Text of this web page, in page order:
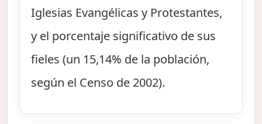
Iglesias Evangélicas y Protestantes,
y el porcentaje significativo de sus
fieles (un 15,14% de la población,
según el Censo de 2002).